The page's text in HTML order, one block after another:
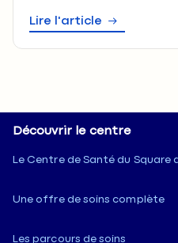
Lire l'article
Découvrir le centre
Le Centre de Santé du Square
Une offre de soins complète
Les parcours de soins